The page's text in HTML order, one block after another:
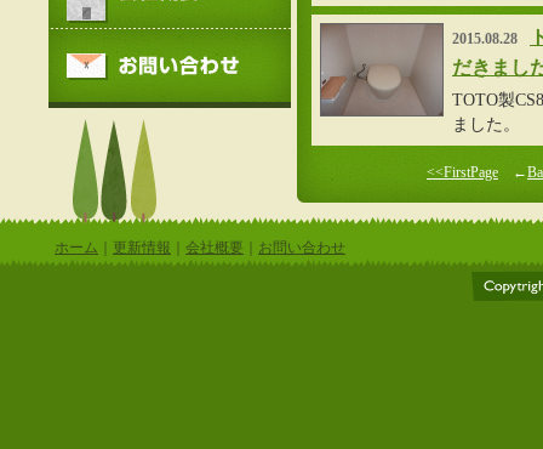
2015.08.28
だきまし
TOTO製
ました。
<<FirstPage ←
ホーム 更新情報 会社概要 お問い合わせ